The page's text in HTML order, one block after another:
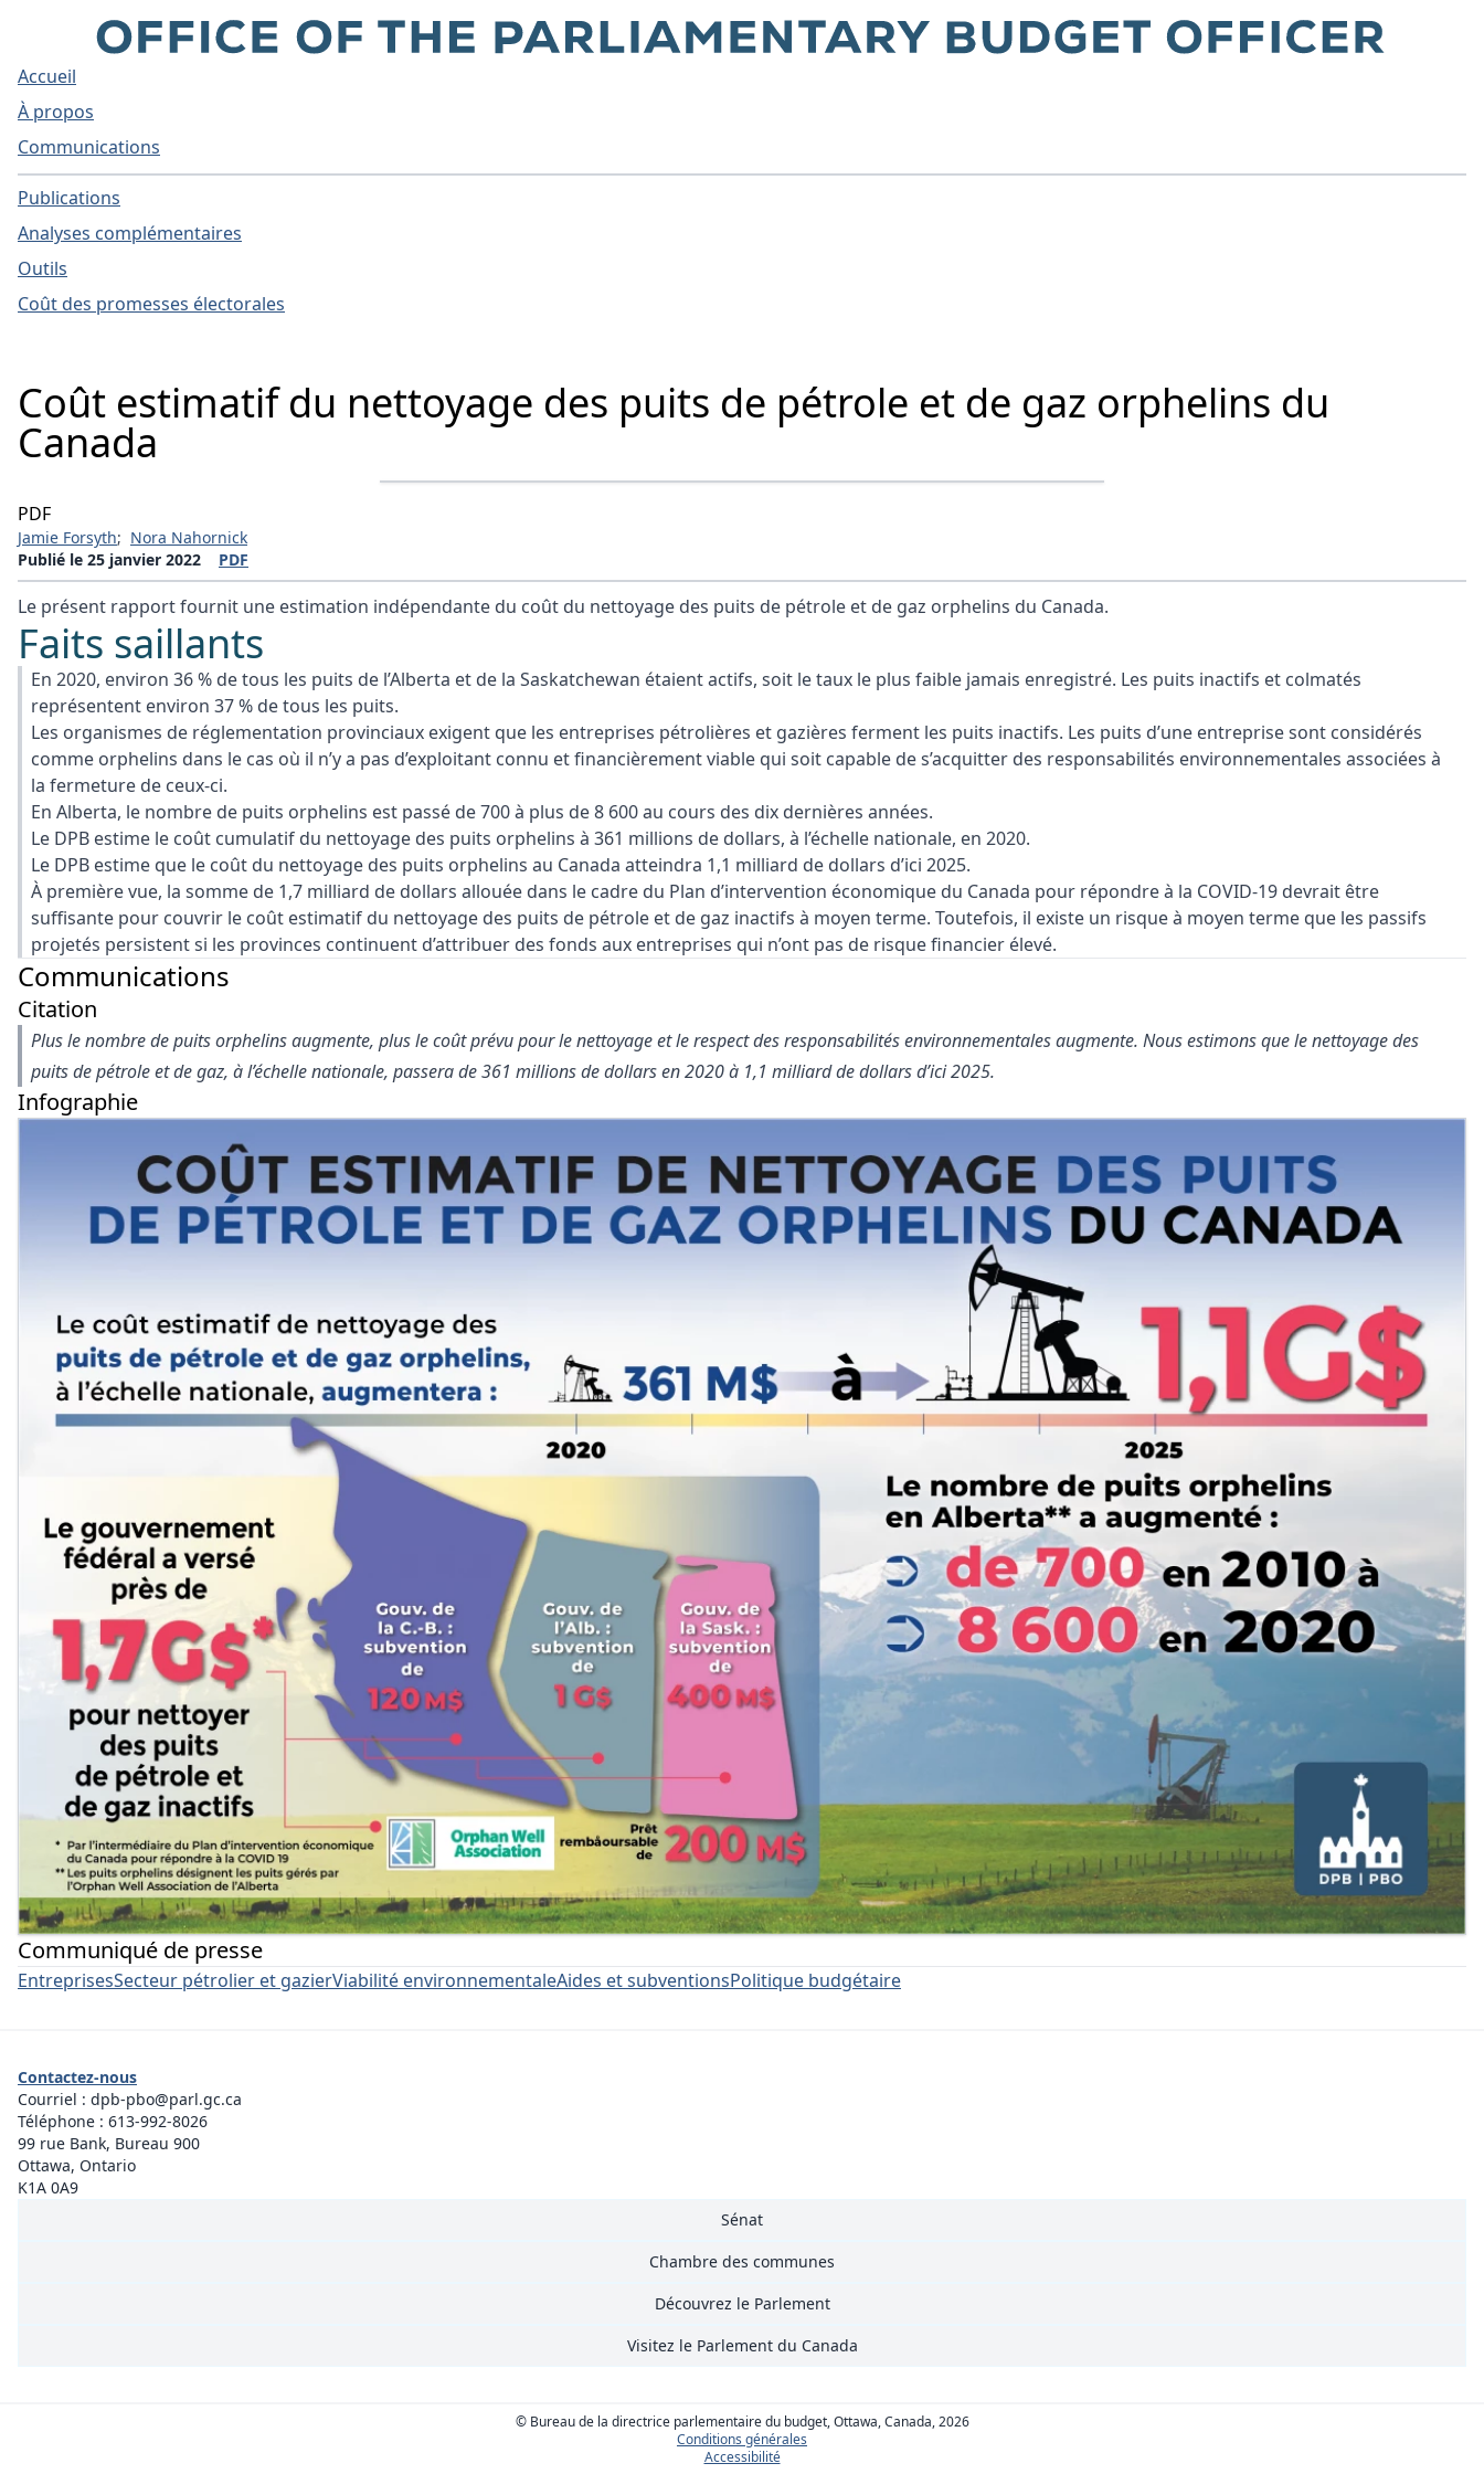
Accueil
À propos
Communications
Publications
Analyses complémentaires
Outils
Coût des promesses électorales
Coût estimatif du nettoyage des puits de pétrole et de gaz orphelins du
Canada
PDF
Jamie Forsyth; Nora Nahornick
Publié le 25 janvier 2022
PDF
Le présent rapport fournit une estimation indépendante du coût du nettoyage des puits de pétrole et de gaz orphelins du Canada.
Faits saillants
En 2020, environ 36 % de tous les puits de l’Alberta et de la Saskatchewan étaient actifs, soit le taux le plus faible jamais enregistré. Les puits inactifs et colmatés
représentent environ 37 % de tous les puits.
Les organismes de réglementation provinciaux exigent que les entreprises pétrolières et gazières ferment les puits inactifs. Les puits d’une entreprise sont considérés
comme orphelins dans le cas où il n’y a pas d’exploitant connu et financièrement viable qui soit capable de s’acquitter des responsabilités environnementales associées à
la fermeture de ceux-ci.
En Alberta, le nombre de puits orphelins est passé de 700 à plus de 8 600 au cours des dix dernières années.
Le DPB estime le coût cumulatif du nettoyage des puits orphelins à 361 millions de dollars, à l’échelle nationale, en 2020.
Le DPB estime que le coût du nettoyage des puits orphelins au Canada atteindra 1,1 milliard de dollars d’ici 2025.
À première vue, la somme de 1,7 milliard de dollars allouée dans le cadre du Plan d’intervention économique du Canada pour répondre à la COVID-19 devrait être
suffisante pour couvrir le coût estimatif du nettoyage des puits de pétrole et de gaz inactifs à moyen terme. Toutefois, il existe un risque à moyen terme que les passifs
projetés persistent si les provinces continuent d’attribuer des fonds aux entreprises qui n’ont pas de risque financier élevé.
Communications
Citation
Plus le nombre de puits orphelins augmente, plus le coût prévu pour le nettoyage et le respect des responsabilités environnementales augmente. Nous estimons que le nettoyage des
puits de pétrole et de gaz, à l’échelle nationale, passera de 361 millions de dollars en 2020 à 1,1 milliard de dollars d’ici 2025.
Infographie
Communiqué de presse
EntreprisesSecteur pétrolier et gazierViabilité environnementaleAides et subventionsPolitique budgétaire
Sénat
Chambre des communes
Découvrez le Parlement
Visitez le Parlement du Canada
Contactez-nous
Courriel : dpb-pbo@parl.gc.ca
Téléphone : 613-992-8026
99 rue Bank, Bureau 900
Ottawa, Ontario
K1A 0A9
© Bureau de la directrice parlementaire du budget, Ottawa, Canada, 2026
Conditions générales
Accessibilité